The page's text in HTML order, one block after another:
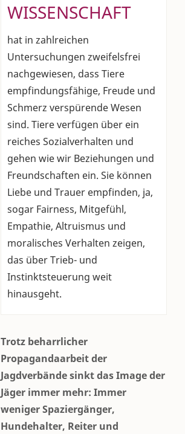
WISSENSCHAFT
hat in zahlreichen
Untersuchungen zweifelsfrei
nachgewiesen, dass Tiere
empfindungsfähige, Freude und
Schmerz verspürende Wesen
sind. Tiere verfügen über ein
reiches Sozialverhalten und
gehen wie wir Beziehungen und
Freundschaften ein. Sie können
Liebe und Trauer empfinden, ja,
sogar Fairness, Mitgefühl,
Empathie, Altruismus und
moralisches Verhalten zeigen,
das über Trieb- und
Instinktsteuerung weit
hinausgeht.
Trotz beharrlicher
Propagandaarbeit der
Jagdverbände sinkt das Image der
Jäger immer mehr: Immer
weniger Spaziergänger,
Hundehalter, Reiter und